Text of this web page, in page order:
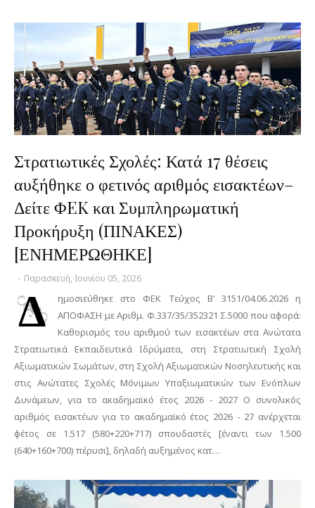
Στρατιωτικές Σχολές: Κατά 17 θέσεις
αυξήθηκε ο φετινός αριθμός εισακτέων–
Δείτε ΦEK και Συμπληρωματική
Προκήρυξη (ΠΙΝΑΚΕΣ)
[ΕΝΗΜΕΡΩΘΗΚΕ]
- Παρασκευή, Ιουνίου 05, 2026
Δ
ημοσιεύθηκε στο ΦΕΚ Τεύχος B’ 3151/04.06.2026 η
ΑΠΟΦΑΣΗ με Αριθμ. Φ.337/35/352321 Σ.5000 που αφορά:
Καθορισμός του αριθμού των εισακτέων στα Ανώτατα
Στρατιωτικά Εκπαιδευτικά Ιδρύματα, στη Στρατιωτική Σχολή
Αξιωματικών Σωμάτων, στη Σχολή Αξιωματικών Νοσηλευτικής και
στις Ανώτατες Σχολές Μόνιμων Υπαξιωματικών των Ενόπλων
Δυνάμεων, για το ακαδημαϊκό έτος 2026 - 2027 Ο συνολικός
αριθμός εισακτέων για το ακαδημαϊκό έτος 2026 - 27 ανέρχεται
φέτος σε 1.517 (580+220+717) σπουδαστές [έναντι των 1.500
(640+160+700) πέρυσι], δηλαδή αυξημένος κατ…